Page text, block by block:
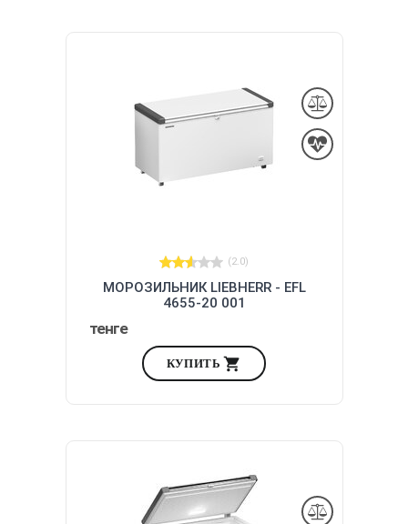
(2.0)
МОРОЗИЛЬНИК LIEBHERR - EFL
4655-20 001
тенге
КУПИТЬ